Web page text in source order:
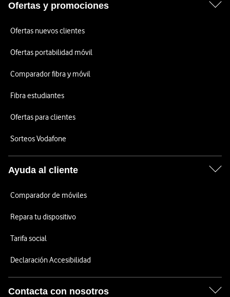
Ofertas y promociones
Ofertas nuevos clientes
Ofertas portabilidad móvil
Comparador fibra y móvil
Fibra estudiantes
Ofertas para clientes
Sorteos Vodafone
Ayuda al cliente
Comparador de móviles
Repara tu dispositivo
Tarifa social
Declaración Accesibilidad
Contacta con nosotros